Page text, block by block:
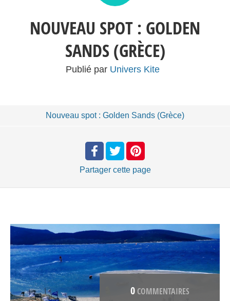
NOUVEAU SPOT : GOLDEN
SANDS (GRÈCE)
Publié par Univers Kite
Nouveau spot : Golden Sands (Grèce)
Partager cette page
0COMMENTAIRES